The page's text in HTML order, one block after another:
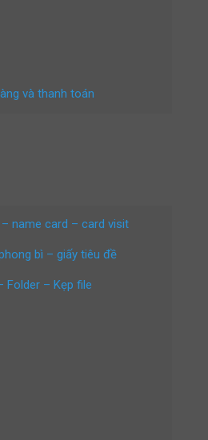
và thanh toán
name card – card visit
bì – giấy tiêu đề
Folder – Kẹp file